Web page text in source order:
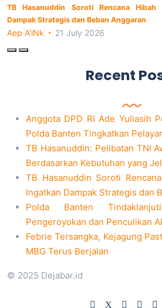
TB Hasanuddin Soroti Rencana
Dampak Strategis dan Beban Anggaran
Aep A'iNk 21 July 2026
Recent
Anggota DPD RI Ade Yuliasih
Polda Banten Tingkatkan
TB Hasanuddin: Pelibatan TNI
Berdasarkan Kebutuhan yang
TB Hasanuddin Soroti
Ingatkan Dampak Strategis dan
Polda Banten
Pengeroyokan dan Penculikan
Febrie Tersangka, Kejagung
MBG Terus Berjalan
© 2025 Dejabar.id